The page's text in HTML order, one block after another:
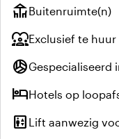
deckBuitenruimte(n)
diversity_1Exclusief te huur
sports_volleyballGespecialiseerd
hotelHotels op
elevator Lift aanwezig